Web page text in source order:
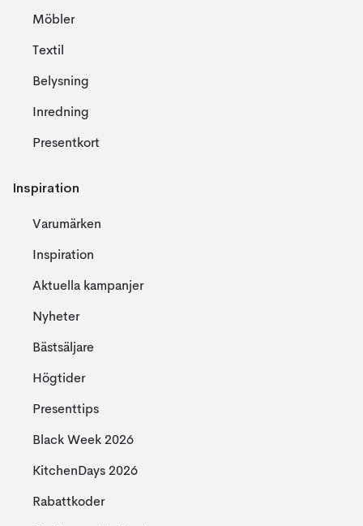
Möbler
Textil
Belysning
Inredning
Presentkort
Inspiration
Varumärken
Inspiration
Aktuella kampanjer
Nyheter
Bästsäljare
Högtider
Presenttips
Black Week 2026
KitchenDays 2026
Rabattkoder